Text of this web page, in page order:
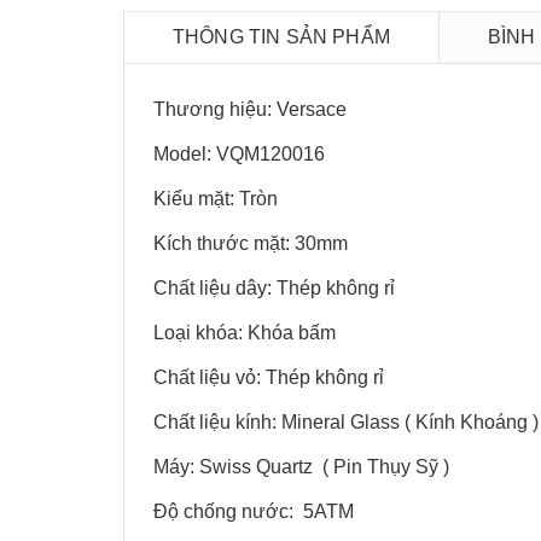
THÔNG TIN SẢN PHẨM
Thương hiệu: Versace
Model: VQM120016
Kiểu mặt: Tròn
Kích thước mặt: 30mm
Chất liệu dây: Thép không rỉ
Loại khóa: Khóa bấm
Chất liệu vỏ: Thép không rỉ
Chất liệu kính: Mineral Glass ( Kính Khoáng )
Máy: Swiss Quartz ( Pin Thụy Sỹ )
Độ chống nước: 5ATM